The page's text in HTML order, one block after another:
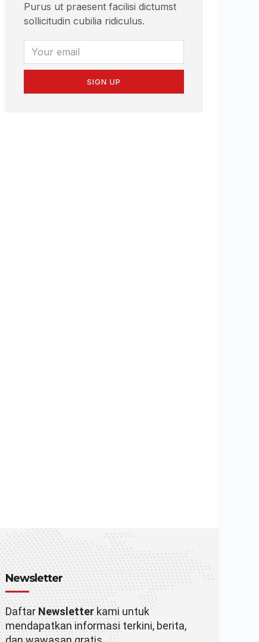
Purus ut praesent facilisi dictumst
sollicitudin cubilia ridiculus.
SIGN UP
Newsletter
Daftar Newsletterkami untuk
mendapatkan informasi terkini, berita,